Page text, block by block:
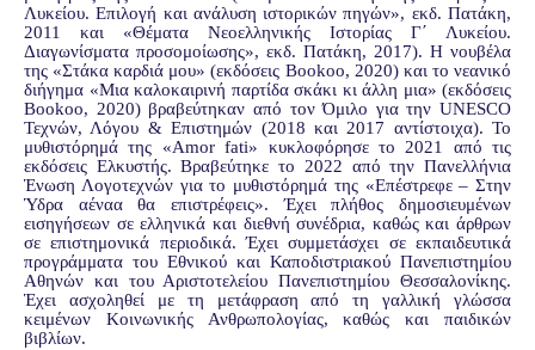
Λυκείου. Επιλογή και ανάλυση ιστορικών πηγών», εκδ. Πατάκη,
2011 και «Θέματα Νεοελληνικής Ιστορίας Γ΄ Λυκείου.
Διαγωνίσματα προσομοίωσης», εκδ. Πατάκη, 2017). Η νουβέλα
της «Στάκα καρδιά μου» (εκδόσεις Bookoo, 2020) και το νεανικό
διήγημα «Μια καλοκαιρινή παρτίδα σκάκι κι άλλη μια» (εκδόσεις
Bookoo, 2020) βραβεύτηκαν από τον Όμιλο για την UNESCO
Τεχνών, Λόγου & Επιστημών (2018 και 2017 αντίστοιχα). Το
μυθιστόρημά της «Amor fati» κυκλοφόρησε το 2021 από τις
εκδόσεις Ελκυστής. Βραβεύτηκε το 2022 από την Πανελλήνια
Ένωση Λογοτεχνών για το μυθιστόρημά της «Επέστρεφε – Στην
Ύδρα αέναα θα επιστρέφεις». Έχει πλήθος δημοσιευμένων
εισηγήσεων σε ελληνικά και διεθνή συνέδρια, καθώς και άρθρων
σε επιστημονικά περιοδικά. Έχει συμμετάσχει σε εκπαιδευτικά
προγράμματα του Εθνικού και Καποδιστριακού Πανεπιστημίου
Αθηνών και του Αριστοτελείου Πανεπιστημίου Θεσσαλονίκης.
Έχει ασχοληθεί με τη μετάφραση από τη γαλλική γλώσσα
κειμένων Κοινωνικής Ανθρωπολογίας, καθώς και παιδικών
βιβλίων.